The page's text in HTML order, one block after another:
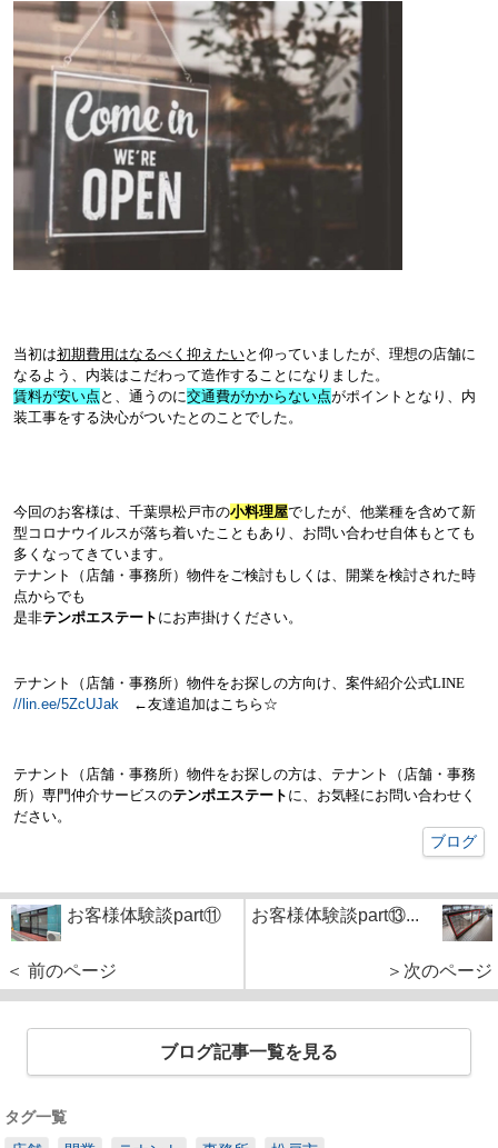
当初は初期費用はなるべく抑えたいと仰っていましたが、理想の店舗に
なるよう、内装はこだわって造作することになりました。
賃料が安い点 と、通うのに交通費がかからない点がポイントとなり、内
装工事をする決心がついたとのことでした。
今回のお客様は、千葉県松戸市の小料理屋でしたが、他業種を含めて新
型コロナウイルスが落ち着いたこともあり、お問い合わせ自体もとても
多くなってきています。
テナント（店舗・事務所）物件をご検討もしくは、開業を検討された時
点からでも
是非テンポエステート にお声掛けください。
テナント（店舗・事務所）物件をお探しの方向け、案件紹介公式LINE
//lin.ee/5ZcUJak
←友達追加はこちら ☆
テナント（店舗・事務所）物件をお探しの方は、テナント（店舗・事務
所）専門仲介サービスのテンポエステート に、お気軽にお問い合わせく
ださい。
ブログ
お客様体験談part⑪
＜ 前のページ
お客様体験談part⑬...
＞次のページ
ブログ記事一覧を見る
タグ一覧